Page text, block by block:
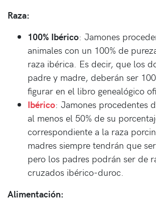
Raza:
100% Ibérico: Jamones
animales con un 100% de
raza ibérica. Es decir, que los
padre y madre, deberán ser
figurar en el libro genealógico
Ibérico: Jamones procedentes
al menos el 50% de su
correspondiente a la raza
madres siempre tendrán que
pero los padres podrán ser de
cruzados ibérico-duroc.
Alimentación: